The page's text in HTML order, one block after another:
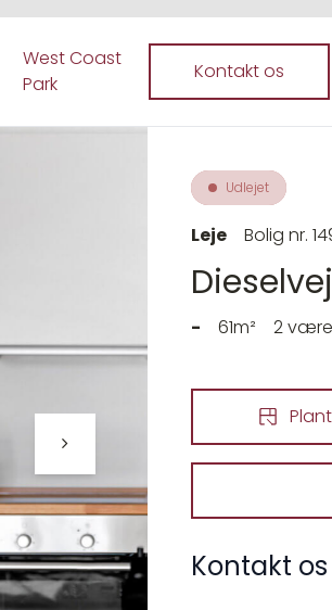
West Coast
Park
Kontakt os
Udlejet
Leje Bolig nr.
- 61m² 2
Kontakt os